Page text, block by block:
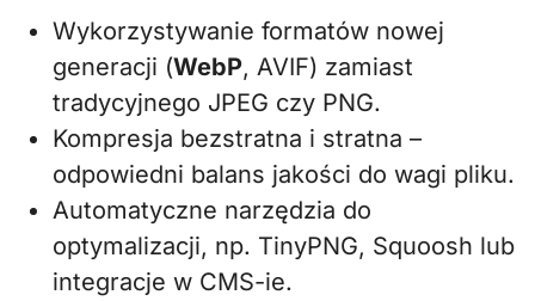
Wykorzystywanie formatów nowej
generacji (WebP, AVIF) zamiast
tradycyjnego JPEG czy PNG.
Kompresja bezstratna i stratna –
odpowiedni balans jakości do wagi pliku.
Automatyczne narzędzia do
optymalizacji, np. TinyPNG, Squoosh lub
integracje w CMS-ie.